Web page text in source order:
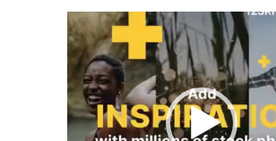
Video
oynatıcı